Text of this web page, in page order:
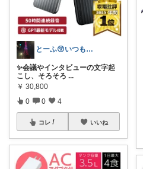
とーふ😚いつもご購入感謝です🙇
✨会議やインタビューの文字起
こし、そろそろ ...
￥ 30,800
0 0 4
コレ いいね